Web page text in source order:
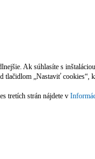
(privacy